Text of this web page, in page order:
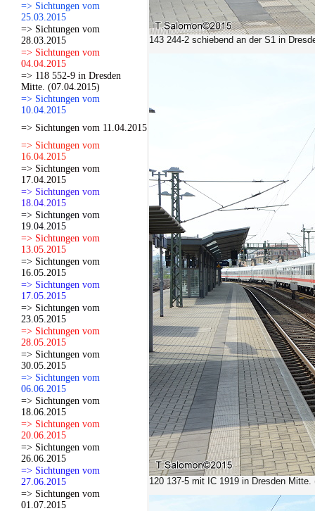
=> Sichtungen vom
25.03.2015
=> Sichtungen vom
28.03.2015
=> Sichtungen vom
04.04.2015
=> 118 552-9 in Dresden
Mitte. (07.04.2015)
=> Sichtungen vom
10.04.2015
=> Sichtungen vom 11.04.2015
=> Sichtungen vom
16.04.2015
=> Sichtungen vom
17.04.2015
=> Sichtungen vom
18.04.2015
=> Sichtungen vom
19.04.2015
=> Sichtungen vom
13.05.2015
=> Sichtungen vom
16.05.2015
=> Sichtungen vom
17.05.2015
=> Sichtungen vom
23.05.2015
=> Sichtungen vom
28.05.2015
=> Sichtungen vom
30.05.2015
=> Sichtungen vom
06.06.2015
=> Sichtungen vom
18.06.2015
=> Sichtungen vom
20.06.2015
=> Sichtungen vom
26.06.2015
=> Sichtungen vom
27.06.2015
=> Sichtungen vom
01.07.2015
143 244-2 schiebend an der S1 in
120 137-5 mit IC 1919 in Dresden